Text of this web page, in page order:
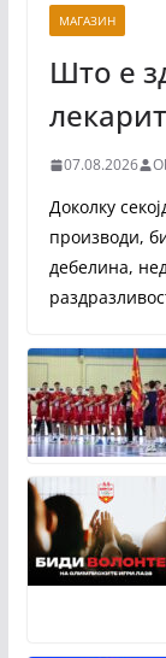
МАГАЗИН
Што е
07.08.2026
Доколку
производи,
дебелина,